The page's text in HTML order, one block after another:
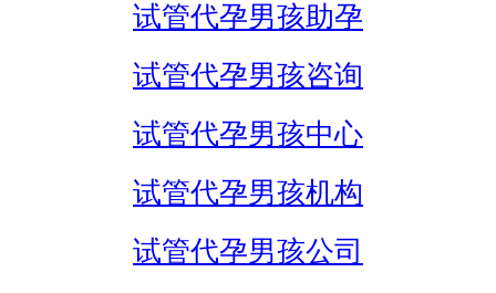
试管代孕男孩助孕
试管代孕男孩咨询
试管代孕男孩中心
试管代孕男孩机构
试管代孕男孩公司